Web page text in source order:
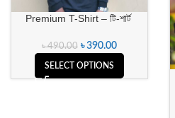
Premium T-Shirt – টি-শার্ট
৳490.00 ৳390.00
SELECT OPTIONS